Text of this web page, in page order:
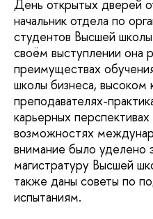
День открытых дверей
начальник отдела по
студентов Высшей
своём выступлении она
преимуществах
школы бизнеса, высоком
преподавателях-
карьерных
возможностях
внимание было уделено
магистратуру Высшей
также даны советы по
испытаниям.